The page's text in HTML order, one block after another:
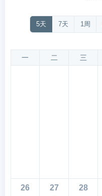
5天 7天 1周
一 二 三
26 27 28